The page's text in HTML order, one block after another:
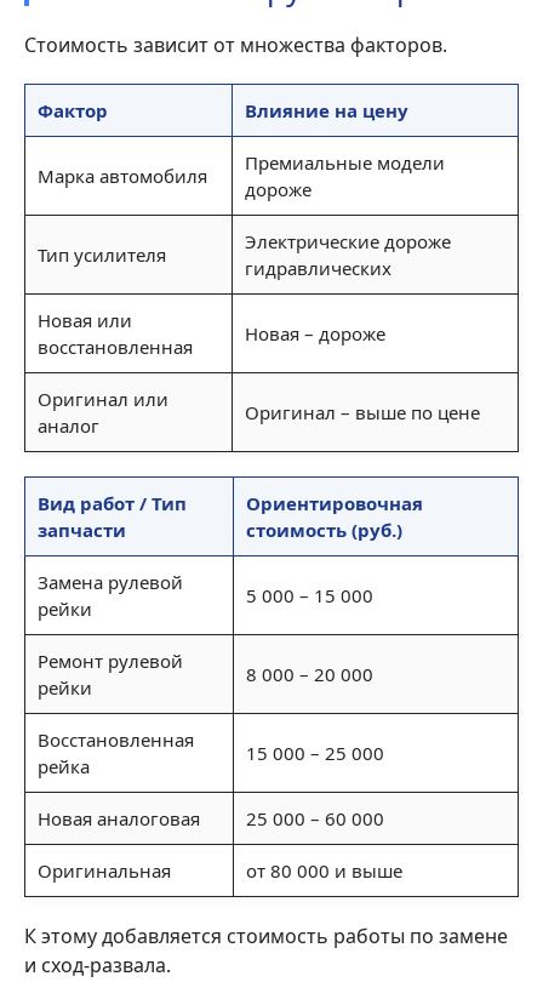
Стоимость зависит от множества факторов.
Фактор Влияние на цену
Марка автомобиля
Премиальные модели
дороже
Тип усилителя
Электрические дороже
гидравлических
Новая или
восстановленная
Новая – дороже
Оригинал или
аналог
Оригинал – выше по цене
Вид работ / Тип
запчасти
Ориентировочная
стоимость (руб.)
Замена рулевой
рейки
5 000 – 15 000
Ремонт рулевой
рейки
8 000 – 20 000
Восстановленная
рейка
15 000 – 25 000
Новая аналоговая 25 000 – 60 000
Оригинальная от 80 000 и выше
К этому добавляется стоимость работы по замене
и сход-развала.